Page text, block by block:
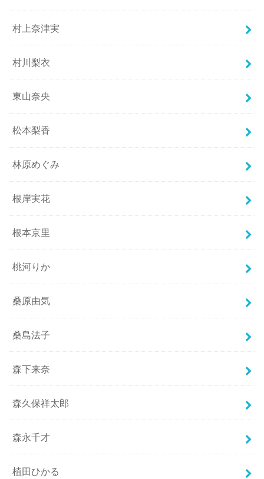
村上奈津実
村川梨衣
東山奈央
松本梨香
林原めぐみ
根岸実花
根本京里
桃河りか
桑原由気
桑島法子
森下来奈
森久保祥太郎
森永千才
植田ひかる